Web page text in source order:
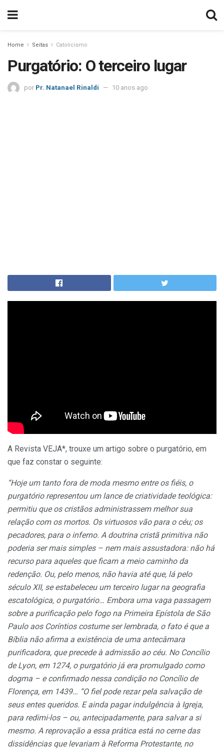
Home Seitas Catolicismo
Purgatório: O terceiro lugar
por Pr. Natanael Rinaldi 10 anos ago
A Revista VEJA*, trouxe um artigo sobre o purgatório, em
que faz constar o seguinte:
“Hoje um tanto fora de moda mesmo entre os fiéis, o
purgatório representou um lance de criatividade teológica:
permitiu que os cristãos administrassem melhor sua
relação com os mortos. Os virtuosos vão para o céu; os
pecadores, para o inferno. A doutrina cristã primitiva não
poderia ser mais simples – nem mais assustadora: não há
recurso para aqueles que ficam a meio caminho da
redenção. Ou, pelo menos, não havia até que, lá pelo
século XII, se estabeleceu um terceiro lugar na geografia
escatológica, o purgatório… Embora uma vaga passagem
sobre a purificação pelo fogo na Primeira Epístola de São
Paulo aos Coríntios costume ser lembrada, o fato é que a
Bíblia não afirma a existência de uma antecâmara
purificadora, que precede à admissão ao céu. No Concílio
de Lyon, em 1274, o purgatório já era promulgado como
dogma – e confirmado nessa condição no Concílio de
Florença, em 1439… “O fiel pode rezar pela salvação de
seus entes queridos. E ainda pagar indulgência à Igreja,
para redimi-los – ou, antecipadamente, para salvar a si
mesmo. A reprovação a essa prática está no cerne das
dissidências que levariam à Reforma Protestante, no